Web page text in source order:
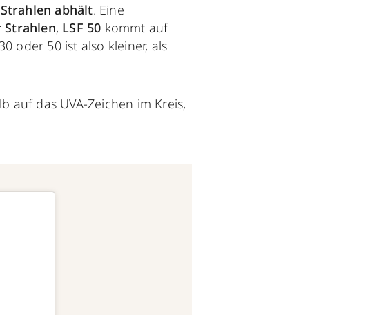
Strahlenabhält. Eine
Strahlen, LSF 50 kommt auf
oder 50 ist also kleiner, als
auf das UVA-Zeichen im Kreis,